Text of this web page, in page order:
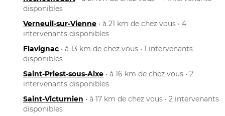
disponibles
Verneuil-sur-Vienne • à 21 km de chez vous • 4
intervenants disponibles
Flavignac • à 13 km de chez vous • 1 intervenants
disponibles
Saint-Priest-sous-Aixe • à 16 km de chez vous • 2
intervenants disponibles
Saint-Victurnien • à 17 km de chez vous • 2 intervenants
disponibles